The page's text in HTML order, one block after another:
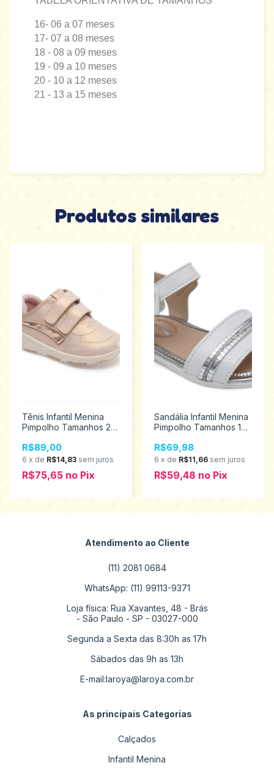
16- 06 a 07 meses
17- 07 a 08 meses
18 - 08 a 09 meses
19 - 09 a 10 meses
20 - 10 a 12 meses
21 - 13 a 15 meses
Produtos similares
Tênis Infantil Menina
Pimpolho Tamanhos 22
R$89,00
6 x de R$14,83 sem juros
R$75,65 no Pix
Sandália Infantil Menina
Pimpolho Tamanhos 16
R$69,98
6 x de R$11,66 sem juros
R$59,48 no Pix
Atendimento ao Cliente
(11) 2081 0684
WhatsApp: (11) 99113-9371
Loja física: Rua Xavantes, 48 - Brás
- São Paulo - SP - 03027-000
Segunda a Sexta das 8:30h as 17h
Sábados das 9h as 13h
E-mail:laroya@laroya.com.br
As principais Categorias
Calçados
Infantil Menina